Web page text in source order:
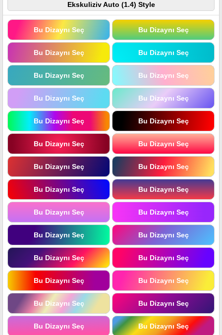
Ekskuliziv Auto (1.4) Style
Bu Dizaynı Seç Bu Dizaynı Seç
Bu Dizaynı Seç Bu Dizaynı Seç
Bu Dizaynı Seç Bu Dizaynı Seç
Bu Dizaynı Seç Bu Dizaynı Seç
Bu Dizaynı Seç Bu Dizaynı Seç
Bu Dizaynı Seç Bu Dizaynı Seç
Bu Dizaynı Seç Bu Dizaynı Seç
Bu Dizaynı Seç Bu Dizaynı Seç
Bu Dizaynı Seç Bu Dizaynı Seç
Bu Dizaynı Seç Bu Dizaynı Seç
Bu Dizaynı Seç Bu Dizaynı Seç
Bu Dizaynı Seç Bu Dizaynı Seç
Bu Dizaynı Seç Bu Dizaynı Seç
Bu Dizaynı Seç Bu Dizaynı Seç